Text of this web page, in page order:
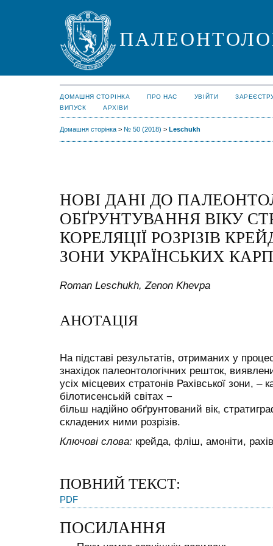
ДОМАШНЯ СТОРІНКА ПРО НАС УВІЙТИ
ВИПУСК
АРХІВИ
Домашня сторінка > № 50 (2018) > Leschukh
НОВІ ДАНІ ДО
ОБҐРУНТУВАННЯ ВІКУ
КОРЕЛЯЦІЇ РОЗРІЗІВ
ЗОНИ УКРАЇНСЬКИХ
Roman Leschukh, Zenon Khevpa
АНОТАЦІЯ
На підставі результатів, отриманих у
знахідок палеонтологічних решток,
усіх місцевих стратонів Рахівської зони, –
білотисенській світах −
більш надійно обґрунтований вік,
складених ними розрізів.
Ключові слова: крейда, фліш, амоніти,
ПОВНИЙ ТЕКСТ:
PDF
ПОСИЛАННЯ